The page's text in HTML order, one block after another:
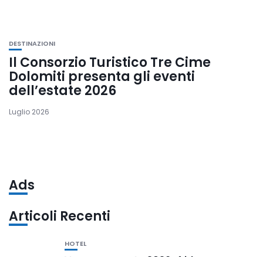
DESTINAZIONI
Il Consorzio Turistico Tre Cime
Dolomiti presenta gli eventi
dell’estate 2026
Luglio 2026
Ads
Articoli Recenti
HOTEL